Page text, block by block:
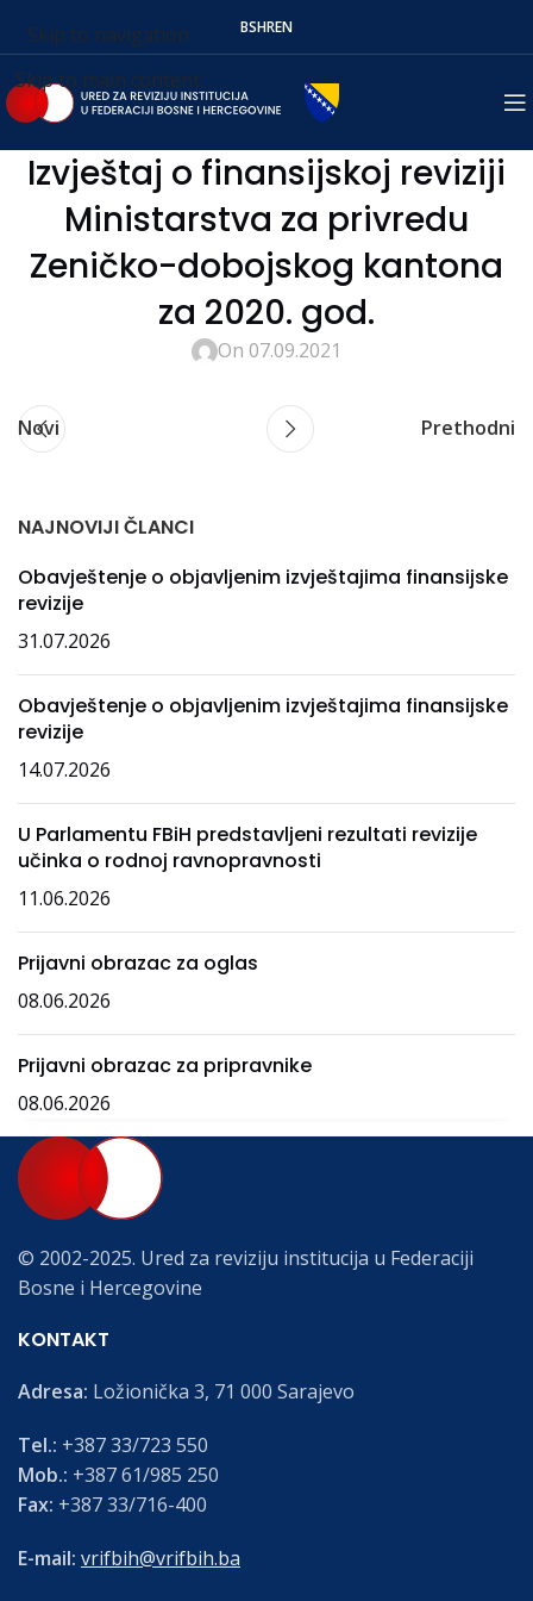
Skip to navigation
Skip to main content
BSHREN
Izvještaj o finansijskoj reviziji
Ministarstva za privredu
Zeničko-dobojskog kantona
za 2020. god.
On 07.09.2021
Novi Prethodni
NAJNOVIJI ČLANCI
Obavještenje o objavljenim izvještajima finansijske
revizije
31.07.2026
Obavještenje o objavljenim izvještajima finansijske
revizije
14.07.2026
U Parlamentu FBiH predstavljeni rezultati revizije
učinka o rodnoj ravnopravnosti
11.06.2026
Prijavni obrazac za oglas
08.06.2026
Prijavni obrazac za pripravnike
08.06.2026
© 2002-2025. Ured za reviziju institucija u Federaciji
Bosne i Hercegovine
KONTAKT
Adresa: Ložionička 3, 71 000 Sarajevo
Tel.: +387 33/723 550
Mob.: +387 61/985 250
Fax: +387 33/716-400
E-mail: vrifbih@vrifbih.ba